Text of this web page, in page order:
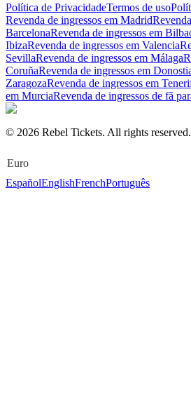
Política de PrivacidadeTermos de uso
Revenda de ingressos em Madrid
BarcelonaRevenda de ingressos em
IbizaRevenda de ingressos em Valencia
SevillaRevenda de ingressos em Málaga
CoruñaRevenda de ingressos em
ZaragozaRevenda de ingressos em
em MurciaRevenda de ingressos de fã
© 2026 Rebel Tickets. All rights reserved.
Euro
EspañolEnglishFrenchPortuguês